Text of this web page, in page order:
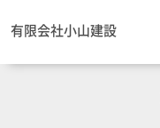
有限会社小山建設